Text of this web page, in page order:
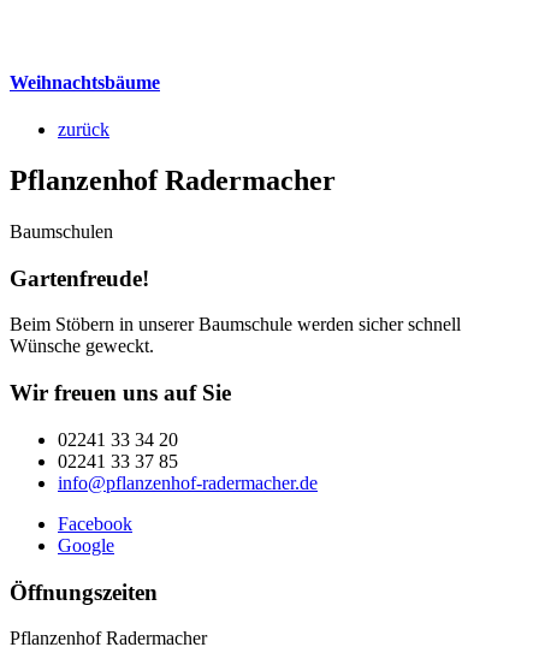
Weihnachtsbäume
zurück
Pflanzenhof Radermacher
Baumschulen
Gartenfreude!
Beim Stöbern in unserer Baumschule werden sicher schnell
Wünsche geweckt.
Wir freuen uns auf Sie
02241 33 34 20
02241 33 37 85
info@pflanzenhof-radermacher.de
Facebook
Google
Öffnungszeiten
Pflanzenhof Radermacher